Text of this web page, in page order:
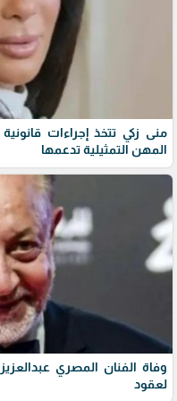
منى زكي تتخذ إجراءات
المهن التمثيلية تدعمها
وفاة الفنان المصري
لعقود